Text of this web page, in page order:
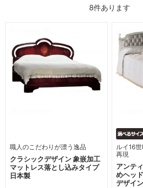
8件あります
クラシックデザイン 象嵌加工
マットレス落とし込みタイプ
日本製
職人のこだわりが漂う逸品
アンテ
めヘッ
デザイ
ルイ16
再現